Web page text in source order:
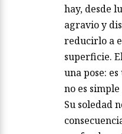
hay, desde
agravio y
reducirlo a
superficie.
una pose:
no es
Su soledad